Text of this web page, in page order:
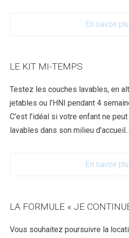
En savoir
LE KIT MI-TEMPS
Testez les couches lavables, en
jetables ou l’HNI pendant 4
C’est l’idéal si votre enfant ne
lavables dans son milieu d’accueil...
En savoir
LA FORMULE « JE
Vous souhaitez poursuivre la